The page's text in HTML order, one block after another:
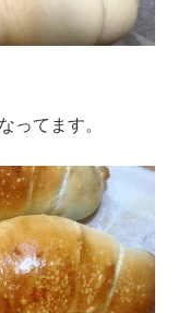
ってます。